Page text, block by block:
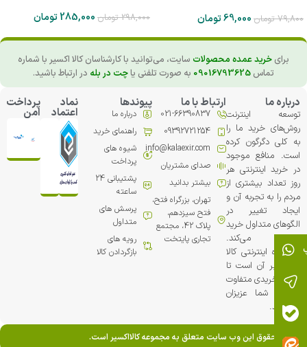
79,800 تومان 69,000تومان 298,000 تومان 285,000تومان
برای خرید عمده محصولات سایت، می‌توانید با کارشناسان کالا اکسیر با شماره
تماس 09016793625 به صورت تلفنی یاچت در بله در ارتباط باشید.
درباره ما
توسعه اینترنت
روش‌های خرید ما را
به کلی دگرگون کرده
است. منافع موجود
در خرید اینترنتی هر
روز تعداد بیشتری از
مردم را به تجربه آن و
ایجاد تغییر در
الگوهای متداول خرید
ترغیب می‏‌کند.
فروشگاه اینترنتی کالا
اکسیر بر آن است تا
تجربه خریدی متفاوت
را برای شما عزیزان
خلق کند.
ارتباط با ما
021-66390837
09392721254
info@kalaexir.com
صدای مشتریان
بیشتر بدانید
تهران، بزرگراه فتح،
فتح سیزدهم،
پلاک 42، مجتمع
تجاري پایتخت
پیوندها
درباره ما
راهنمای خرید
شیوه های
پرداخت
پشتیبانی 24
ساعته
پرسش های
متداول
رویه های
بازگردادن کالا
نماد
اعتماد
پرداخت
امن
تمامی حقوق این وب سایت متعلق به مجموعه کالااکسیر است.